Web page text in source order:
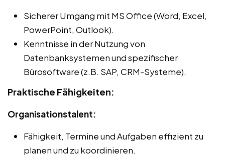
Sicherer Umgang mit MS Office (Word, Excel,
PowerPoint, Outlook).
Kenntnisse in der Nutzung von
Datenbanksystemen und spezifischer
Bürosoftware (z.B. SAP, CRM-Systeme).
Praktische Fähigkeiten:
Organisationstalent:
Fähigkeit, Termine und Aufgaben effizient zu
planen und zu koordinieren.